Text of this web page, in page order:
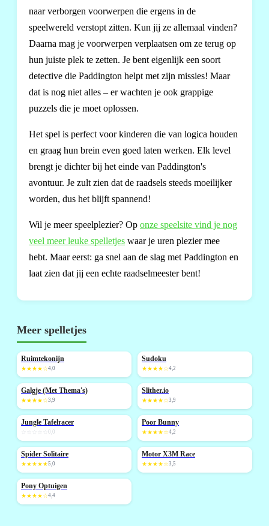
naar verborgen voorwerpen die ergens in de
speelwereld verstopt zitten. Kun jij ze allemaal vinden?
Daarna mag je voorwerpen verplaatsen om ze terug op
hun juiste plek te zetten. Je bent eigenlijk een soort
detective die Paddington helpt met zijn missies! Maar
dat is nog niet alles – er wachten je ook grappige
puzzels die je moet oplossen.
Het spel is perfect voor kinderen die van logica houden
en graag hun brein even goed laten werken. Elk level
brengt je dichter bij het einde van Paddington's
avontuur. Je zult zien dat de raadsels steeds moeilijker
worden, dus het blijft spannend!
Wil je meer speelplezier? Op onze speelsite vind je nog
veel meer leuke spelletjes waar je uren plezier mee
hebt. Maar eerst: ga snel aan de slag met Paddington en
laat zien dat jij een echte raadselmeester bent!
Meer spelletjes
NIEUW
Ruimtekonijn
★★★★☆4,0
NIEUW
Sudoku
★★★★☆4,2
Galgje (Met Thema's)
★★★★☆3,9
Slither.io
★★★★☆3,9
NIEUW
Jungle Tafelracer
0,0
NIEUW
Poor Bunny
★★★★☆4,2
NIEUW
Spider Solitaire
★★★★★5,0
Motor X3M Race
★★★★☆3,5
Pony Optuigen
★★★★☆4,4